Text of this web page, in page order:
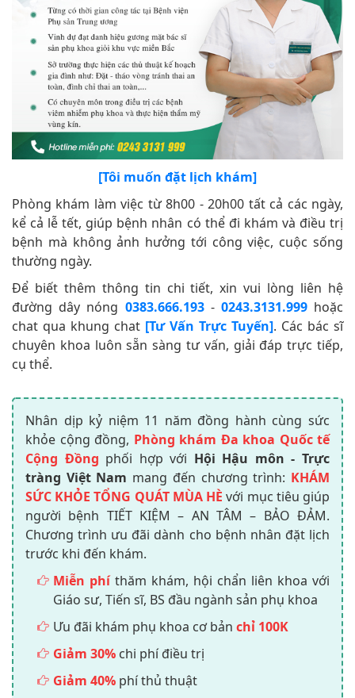
[Tôi muốn đặt lịch khám]
Phòng khám làm việc từ 8h00 - 20h00 tất cả các ngày,
kể cả lễ tết, giúp bệnh nhân có thể đi khám và điều trị
bệnh mà không ảnh hưởng tới công việc, cuộc sống
thường ngày.
Để biết thêm thông tin chi tiết, xin vui lòng liên hệ
đường dây nóng 0383.666.193- 0243.3131.999hoặc
chat qua khung chat [Tư Vấn Trực Tuyến]. Các bác sĩ
chuyên khoa luôn sẵn sàng tư vấn, giải đáp trực tiếp,
cụ thể.
Nhân dịp kỷ niệm 11 năm đồng hành cùng sức
khỏe cộng đồng, Phòng khám Đa khoa Quốc tế
Cộng Đồng phối hợp với Hội Hậu môn - Trực
tràng Việt Nam mang đến chương trình: KHÁM
SỨC KHỎE TỔNG QUÁT MÙA HÈ với mục tiêu giúp
người bệnh TIẾT KIỆM – AN TÂM – BẢO ĐẢM.
Chương trình ưu đãi dành cho bệnh nhân đặt lịch
trước khi đến khám.
Miễn phíthăm khám, hội chẩn liên khoa với
Giáo sư, Tiến sĩ, BS đầu ngành sản phụ khoa
Ưu đãi khám phụ khoa cơ bản chỉ 100K
Giảm 30% chi phí điều trị
Giảm 40% phí thủ thuật